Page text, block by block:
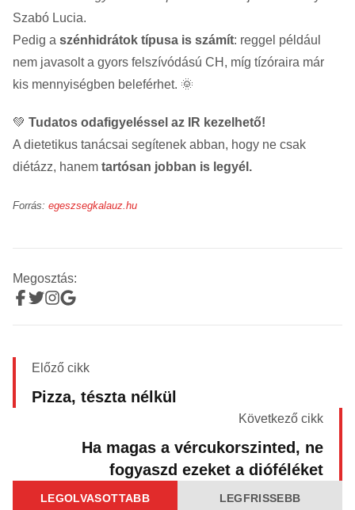
Szabó Lucia.
Pedig a szénhidrátok típusa is számít: reggel például
nem javasolt a gyors felszívódású CH, míg tízóraira már
kis mennyiségben beleférhet. 🌞
💚 Tudatos odafigyeléssel az IR kezelhető!
A dietetikus tanácsai segítenek abban, hogy ne csak
diétázz, hanem tartósan jobban is legyél.
Forrás: egeszsegkalauz.hu
Megosztás:
Előző cikk
Pizza, tészta nélkül
Következő cikk
Ha magas a vércukorszinted, ne
fogyaszd ezeket a dióféléket
LEGOLVASOTTABB LEGFRISSEBB